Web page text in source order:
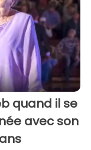
quand il se
avec son